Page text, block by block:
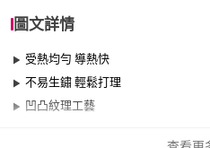
圖文詳情
受熱均勻 導熱快
不易生鏽 輕鬆打理
凹凸紋理工藝